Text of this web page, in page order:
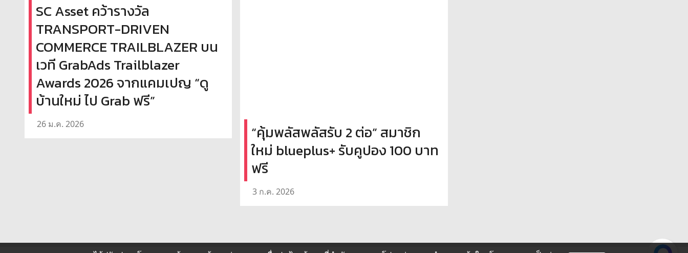
SC Asset คว้ารางวัล
TRANSPORT-DRIVEN
COMMERCE TRAILBLAZER บน
เวที GrabAds Trailblazer
Awards 2026 จากแคมเปญ “ดู
บ้านใหม่ ไป Grab ฟรี”
26 ม.ค. 2026
“คุ้มพลัสพลัสรับ 2 ต่อ” สมาชิก
ใหม่ blueplus+ รับคูปอง 100 บาท
ฟรี
3 ก.ค. 2026